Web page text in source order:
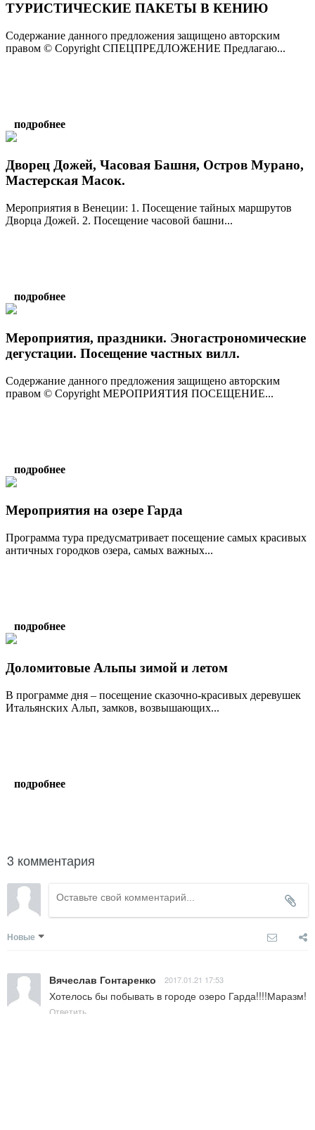
ТУРИСТИЧЕСКИЕ ПАКЕТЫ В КЕНИЮ
Содержание данного предложения защищено авторским
правом © Copyright СПЕЦПРЕДЛОЖЕНИЕ Предлагаю...
подробнее
Дворец Дожей, Часовая Башня, Остров Мурано,
Мастерская Масок.
Мероприятия в Венеции: 1. Посещение тайных маршрутов
Дворца Дожей. 2. Посещение часовой башни...
подробнее
Мероприятия, праздники. Эногастрономические
дегустации. Посещение частных вилл.
Содержание данного предложения защищено авторским
правом © Copyright МЕРОПРИЯТИЯ ПОСЕЩЕНИЕ...
подробнее
Мероприятия на озере Гарда
Программа тура предусматривает посещение самых красивых
античных городков озера, самых важных...
подробнее
Доломитовые Альпы зимой и летом
В программе дня – посещение сказочно-красивых деревушек
Итальянских Альп, замков, возвышающих...
подробнее
3 комментария
Новые
Вячеслав Гонтаренко 2017.01.21 17:53
Хотелось бы побывать в городе озеро Гарда!!!!Маразм!
Ответить